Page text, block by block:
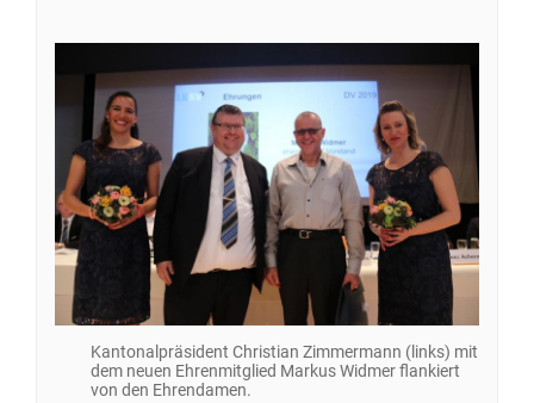
Kantonalpräsident Christian Zimmermann (links) mit
dem neuen Ehrenmitglied Markus Widmer flankiert
von den Ehrendamen.